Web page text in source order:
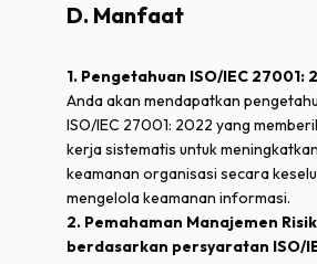
D. Manfaat
1. Pengetahuan ISO/IEC 27001:
Anda akan mendapatkan
ISO/IEC 27001: 2022 yang
kerja sistematis untuk
keamanan organisasi secara
mengelola keamanan informasi.
2. Pemahaman Manajemen
berdasarkan persyaratan ISO/